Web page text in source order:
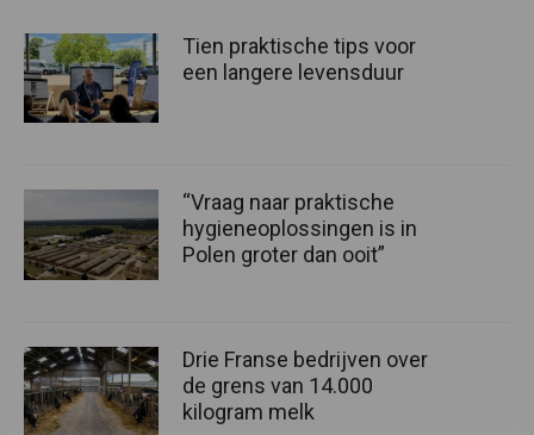
Tien praktische tips voor
een langere levensduur
“Vraag naar praktische
hygieneoplossingen is in
Polen groter dan ooit”
Drie Franse bedrijven over
de grens van 14.000
kilogram melk